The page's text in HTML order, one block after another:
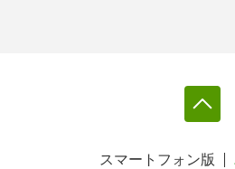
スマートフォン版